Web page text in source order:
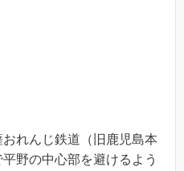
れんじ鉄道（旧鹿児島本
野の中心部を避けるよう